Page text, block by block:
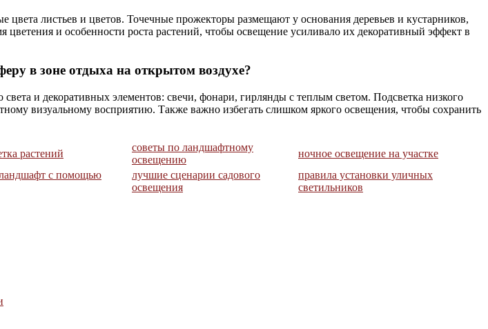
цвета листьев и цветов. Точечные прожекторы размещают у основания деревьев и кустарников,
и особенности роста растений, чтобы освещение усиливало их декоративный эффект в
в зоне отдыха на открытом воздухе?
и декоративных элементов: свечи, фонари, гирлянды с теплым светом. Подсветка низкого
визуальному восприятию. Также важно избегать слишком яркого освещения, чтобы сохранить
растений
советы по ландшафтному
освещению
ночное освещение на участке
с помощью
лучшие сценарии садового
освещения
правила установки уличных
светильников